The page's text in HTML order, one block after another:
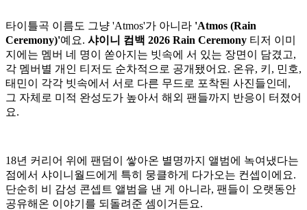
타이틀곡 이름도 그냥 'Atmos'가 아니라 'Atmos (Rain
Ceremony)'예요. 샤이니 컴백 2026 Rain Ceremony 티저 이미
지에는 멤버 네 명이 쏟아지는 빗속에 서 있는 장면이 담겼고,
각 멤버별 개인 티저도 순차적으로 공개됐어요. 온유, 키, 민호,
태민이 각각 빗속에서 서로 다른 무드로 포착된 사진들인데,
그 자체로 미적 완성도가 높아서 해외 팬들까지 반응이 터졌어
요.
18년 커리어 위에 팬덤이 쌓아온 별명까지 앨범에 녹여냈다는
점에서 샤이니월드에게 특히 뭉클하게 다가오는 컨셉이에요.
단순히 비 감성 콘셉트 앨범을 낸 게 아니라, 팬들이 오랫동안
공유해온 이야기를 되돌려준 셈이거든요.